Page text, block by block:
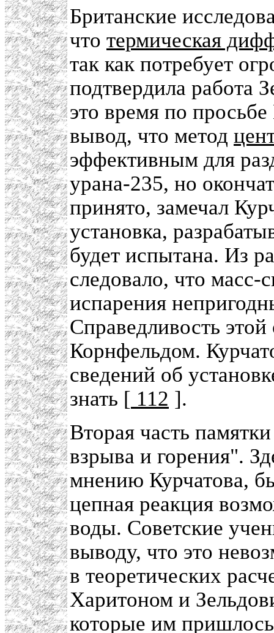
Британские
что термическая
так как потребует
подтвердила работа
это время по
вывод, что метод
эффективным для
урана-235, но
принято, замечал
установка,
будет испытана. Из
следовало, что масс-
испарения
Справедливость
Корнфельдом.
сведений об
знать [ 112 ].
Вторая часть
взрыва и горения".
мнению Курчатова,
цепная реакция
воды. Советские
выводу, что это
в теоретических
Харитоном и
которые им пришлось